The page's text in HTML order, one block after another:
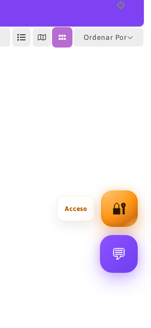
🔐
Ordenar Por
💬